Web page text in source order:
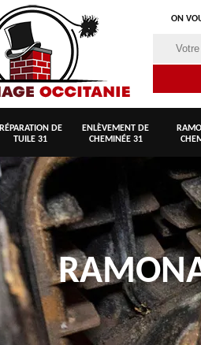
ON
RÉPARATION DE
TUILE 31
ENLÈVEMENT DE
CHEMINÉE 31